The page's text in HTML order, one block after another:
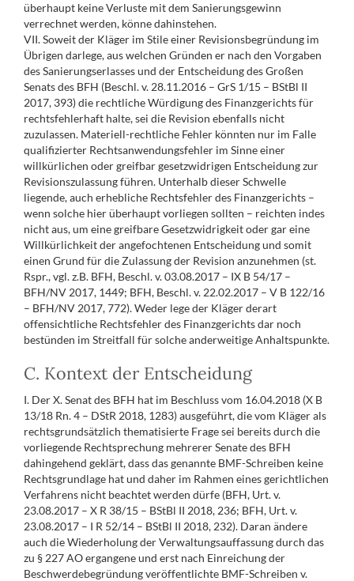
überhaupt keine Verluste mit dem Sanierungsgewinn
verrechnet werden, könne dahinstehen.
VII. Soweit der Kläger im Stile einer Revisionsbegründung im
Übrigen darlege, aus welchen Gründen er nach den Vorgaben
des Sanierungserlasses und der Entscheidung des Großen
Senats des BFH (Beschl. v. 28.11.2016 – GrS 1/15 – BStBl II
2017, 393) die rechtliche Würdigung des Finanzgerichts für
rechtsfehlerhaft halte, sei die Revision ebenfalls nicht
zuzulassen. Materiell-rechtliche Fehler könnten nur im Falle
qualifizierter Rechtsanwendungsfehler im Sinne einer
willkürlichen oder greifbar gesetzwidrigen Entscheidung zur
Revisionszulassung führen. Unterhalb dieser Schwelle
liegende, auch erhebliche Rechtsfehler des Finanzgerichts –
wenn solche hier überhaupt vorliegen sollten – reichten indes
nicht aus, um eine greifbare Gesetzwidrigkeit oder gar eine
Willkürlichkeit der angefochtenen Entscheidung und somit
einen Grund für die Zulassung der Revision anzunehmen (st.
Rspr., vgl. z.B. BFH, Beschl. v. 03.08.2017 – IX B 54/17 –
BFH/NV 2017, 1449; BFH, Beschl. v. 22.02.2017 – V B 122/16
– BFH/NV 2017, 772). Weder lege der Kläger derart
offensichtliche Rechtsfehler des Finanzgerichts dar noch
bestünden im Streitfall für solche anderweitige Anhaltspunkte.
C. Kontext der Entscheidung
I. Der X. Senat des BFH hat im Beschluss vom 16.04.2018 (X B
13/18 Rn. 4 – DStR 2018, 1283) ausgeführt, die vom Kläger als
rechtsgrundsätzlich thematisierte Frage sei bereits durch die
vorliegende Rechtsprechung mehrerer Senate des BFH
dahingehend geklärt, dass das genannte BMF-Schreiben keine
Rechtsgrundlage hat und daher im Rahmen eines gerichtlichen
Verfahrens nicht beachtet werden dürfe (BFH, Urt. v.
23.08.2017 – X R 38/15 – BStBl II 2018, 236; BFH, Urt. v.
23.08.2017 – I R 52/14 – BStBl II 2018, 232). Daran ändere
auch die Wiederholung der Verwaltungsauffassung durch das
zu § 227 AO ergangene und erst nach Einreichung der
Beschwerdebegründung veröffentlichte BMF-Schreiben v.